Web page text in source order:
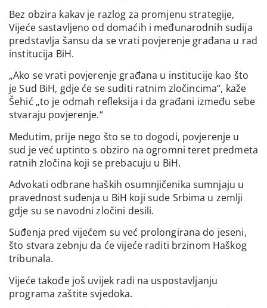
Bez obzira kakav je razlog za promjenu strategije,
Vijeće sastavljeno od domaćih i međunarodnih sudija
predstavlja šansu da se vrati povjerenje građana u rad
institucija BiH.
„Ako se vrati povjerenje građana u institucije kao što
je Sud BiH, gdje će se suditi ratnim zločincima“, kaže
Šehić „to je odmah refleksija i da građani između sebe
stvaraju povjerenje.“
Međutim, prije nego što se to dogodi, povjerenje u
sud je već uptinto s obziro na ogromni teret predmeta
ratnih zločina koji se prebacuju u BiH.
Advokati odbrane haških osumnjičenika sumnjaju u
pravednost suđenja u BiH koji sude Srbima u zemlji
gdje su se navodni zločini desili.
Suđenja pred vijećem su već prolongirana do jeseni,
što stvara zebnju da će vijeće raditi brzinom Haškog
tribunala.
Vijeće takođe još uvijek radi na uspostavljanju
programa zaštite svjedoka.